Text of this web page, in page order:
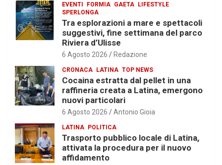
EVENTI FORMIA GAETA LIFESTYLE
SPERLONGA
Tra esplorazioni a mare e spettacoli
suggestivi, fine settimana del parco
Riviera d’Ulisse
6 Agosto 2026 Redazione
CRONACA LATINA TOP NEWS
Cocaina estratta dal pellet in una
raffineria creata a Latina, emergono
nuovi particolari
6 Agosto 2026 Antonio Gioia
LATINA POLITICA
Trasporto pubblico locale di Latina,
attivata la procedura per il nuovo
affidamento